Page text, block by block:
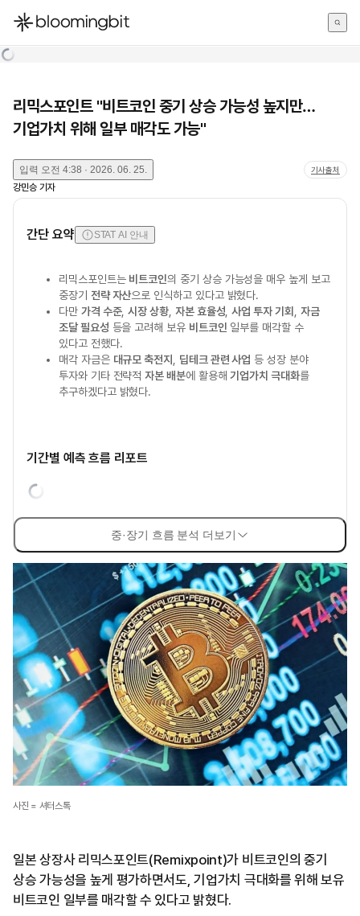
한국어
리믹스포인트 "비트코인 중기 상승 가능성 높지만…
기업가치 위해 일부 매각도 가능"
입력 오전 4:38 · 2026. 06. 25. 기사출처
강민승 기자
간단 요약 STAT AI 안내
리믹스포인트는 비트코인의 중기 상승 가능성을 매우 높게 보고
중장기 전략 자산으로 인식하고 있다고 밝혔다.
다만 가격 수준,시장 상황, 자본 효율성 ,사업 투자 기회
자금
조달 필요성 등을 고려해 보유 비트코인 일부를 매각할 수
있다고 전했다.
매각 자금은 대규모 축전지 딥테크 관련 사업 등 성장 분야
투자와 기타 전략적자본 배분에 활용해기업가치 극대화를
추구하겠다고 밝혔다.
기간별 예측 흐름 리포트
중·장기 흐름 분석 더보기
사진 = 셔터스톡
일본 상장사 리믹스포인트(Remixpoint)가 비트코인의 중기
상승 가능성을 높게 평가하면서도, 기업가치 극대화를 위해 보유
비트코인 일부를 매각할 수 있다고 밝혔다.